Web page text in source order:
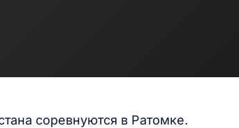
соревнуются в Ратомке.